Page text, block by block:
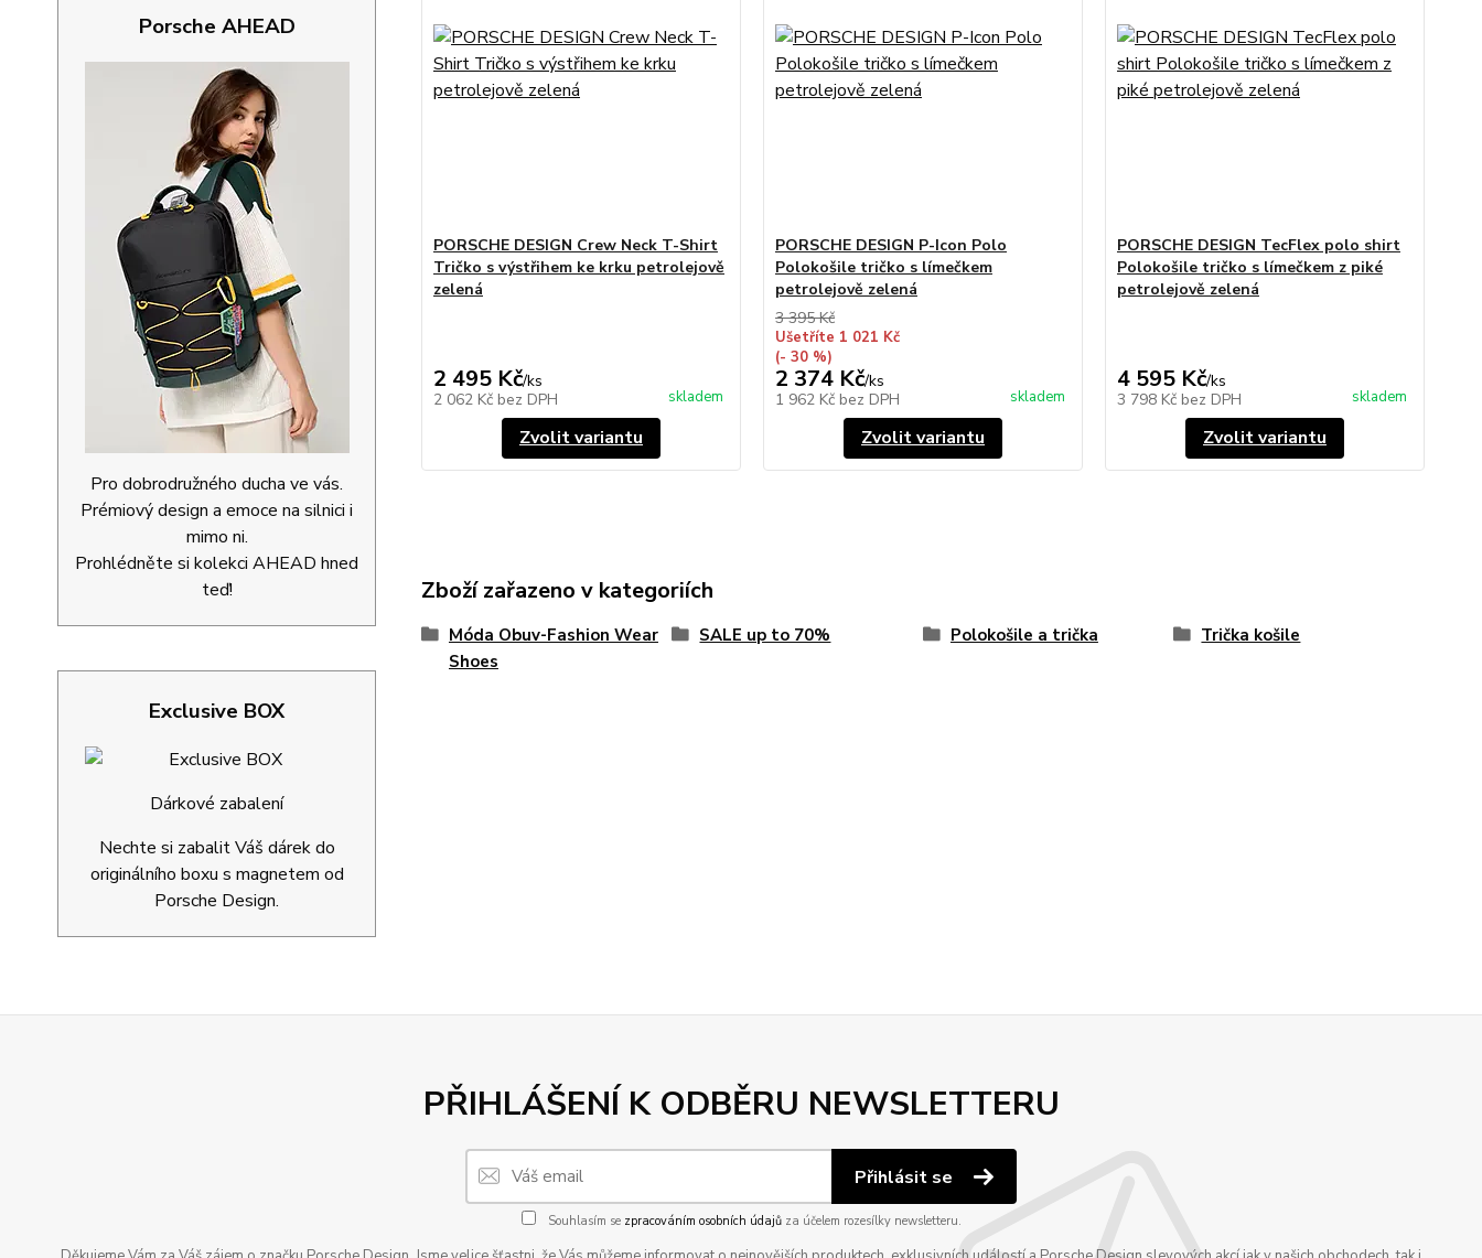
Porsche AHEAD
Pro dobrodružného ducha ve vás.
Prémiový design a emoce na silnici i
mimo ni.
Prohlédněte si kolekci AHEAD hned
teď!
Exclusive BOX
Dárkové zabalení
Nechte si zabalit Váš dárek do
originálního boxu s magnetem od
Porsche Design.
PORSCHE DESIGN Crew Neck T-Shirt
Tričko s výstřihem ke krku petrolejově
zelená
2 495 Kč/ks
2 062 Kč bez DPH skladem
Zvolit variantu
PORSCHE DESIGN P-Icon Polo
Polokošile tričko s límečkem
petrolejově zelená
3 395 Kč
Ušetříte 1 021 Kč
(- 30 %)
2 374 Kč/ks
1 962 Kč bez DPH skladem
Zvolit variantu
PORSCHE DESIGN TecFlex polo shirt
Polokošile tričko s límečkem z piké
petrolejově zelená
4 595 Kč/ks
3 798 Kč bez DPH skladem
Zvolit variantu
Zboží zařazeno v kategoriích
Móda Obuv-Fashion Wear
Shoes
SALE up to 70% Polokošile a trička Trička košile
PŘIHLÁŠENÍ K ODBĚRU NEWSLETTERU
Přihlásit se
Souhlasím se zpracováním osobních údajůza účelem rozesílky newsletteru.